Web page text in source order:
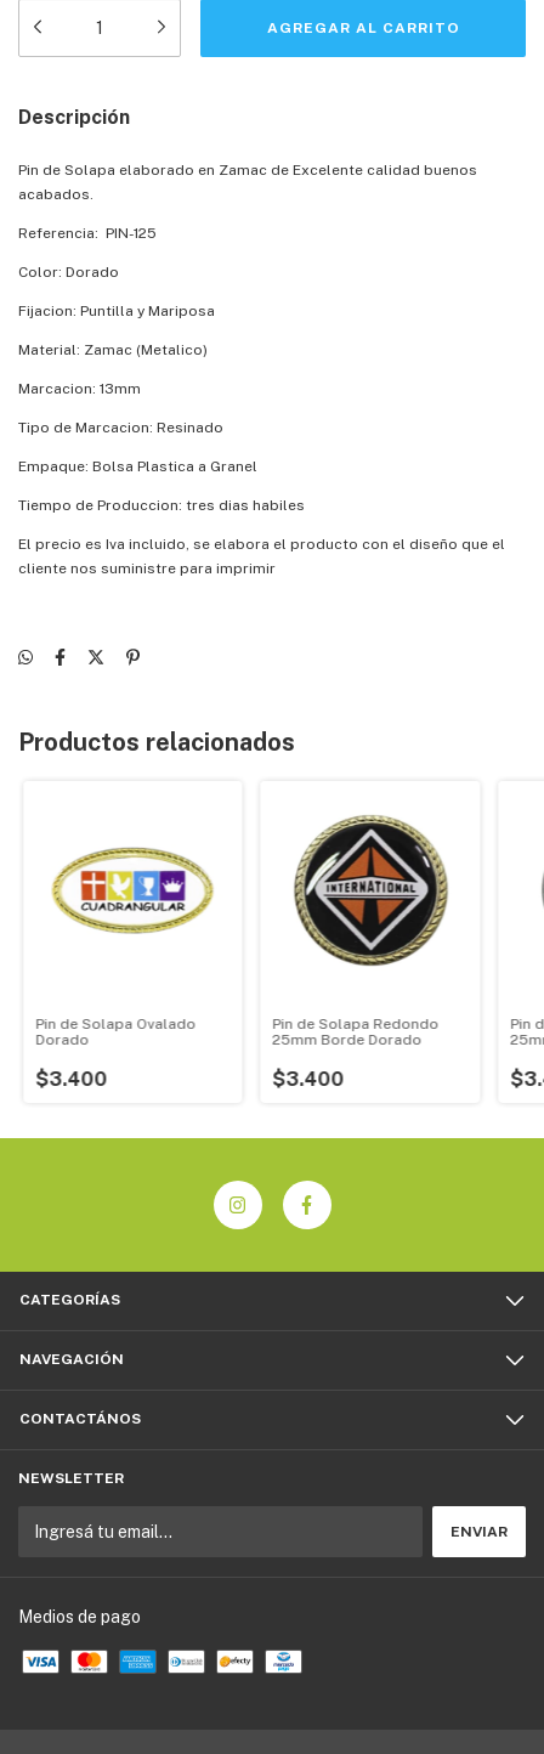
Descripción
Pin de Solapa elaborado en Zamac de Excelente calidad buenos
acabados.
Referencia: PIN-125
Color: Dorado
Fijacion: Puntilla y Mariposa
Material: Zamac (Metalico)
Marcacion: 13mm
Tipo de Marcacion: Resinado
Empaque: Bolsa Plastica a Granel
Tiempo de Produccion: tres dias habiles
El precio es Iva incluido, se elabora el producto con el diseño que el
cliente nos suministre para imprimir
Productos relacionados
Pin de Solapa Ovalado
Dorado
$3.400
Pin de Solapa Redondo
25mm Borde Dorado
$3.400
Pin
CATEGORÍAS
NAVEGACIÓN
CONTACTÁNOS
NEWSLETTER
Medios de pago